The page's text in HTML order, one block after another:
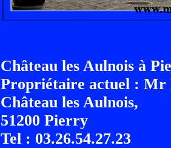
Château les Aulnois à
Propriétaire actuel : Mr
Château les Aulnois,
51200 Pierry
Tel : 03.26.54.27.23